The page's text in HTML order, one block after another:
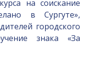
на соискание
в Сургуте»,
городского
знака «За